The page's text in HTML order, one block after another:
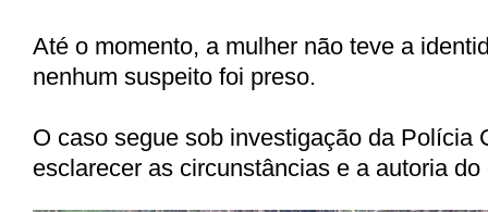
Até o momento, a mulher não teve a
nenhum suspeito foi preso.
O caso segue sob investigação da Polícia
esclarecer as circunstâncias e a autoria do